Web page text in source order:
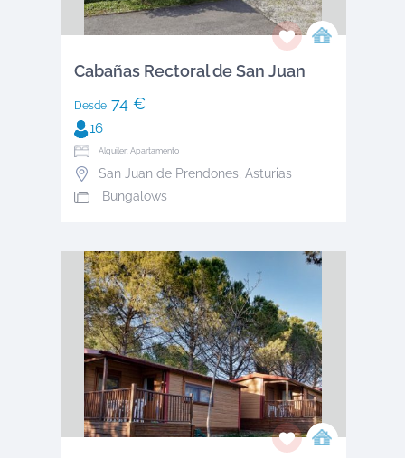
Cabañas Rectoral de San Juan
Desde74 €
16
Alquiler: Apartamento
San Juan de Prendones, Asturias
Bungalows